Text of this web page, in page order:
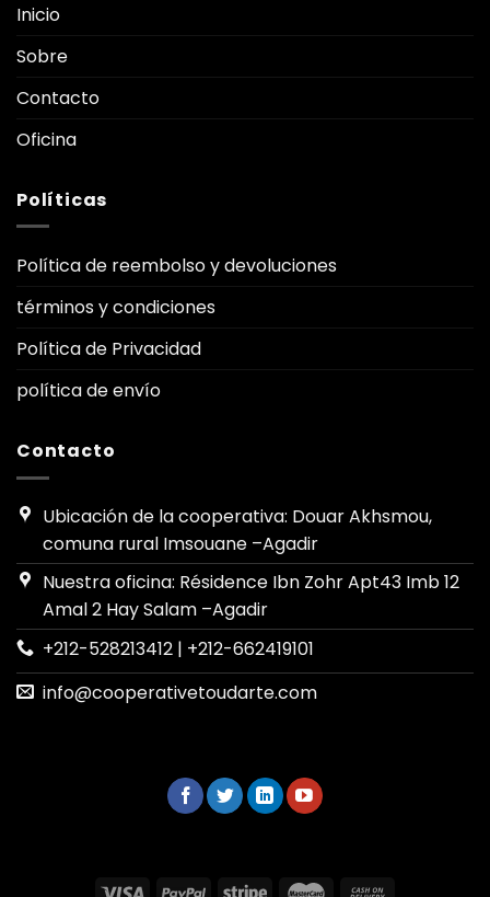
Inicio
Sobre
Contacto
Oficina
Políticas
Política de reembolso y devoluciones
términos y condiciones
Política de Privacidad
política de envío
Contacto
Ubicación de la cooperativa: Douar Akhsmou,
comuna rural Imsouane –Agadir
Nuestra oficina: Résidence Ibn Zohr Apt43 Imb 12
Amal 2 Hay Salam –Agadir
+212-528213412 | +212-662419101
info@cooperativetoudarte.com